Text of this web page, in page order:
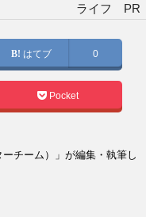
ライフ PR
はてブ 0
Pocket
チーム）」が編集・執筆し